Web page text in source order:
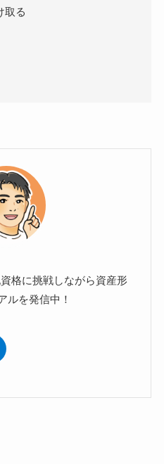
取る
格に挑戦しながら資産形
ルを発信中！